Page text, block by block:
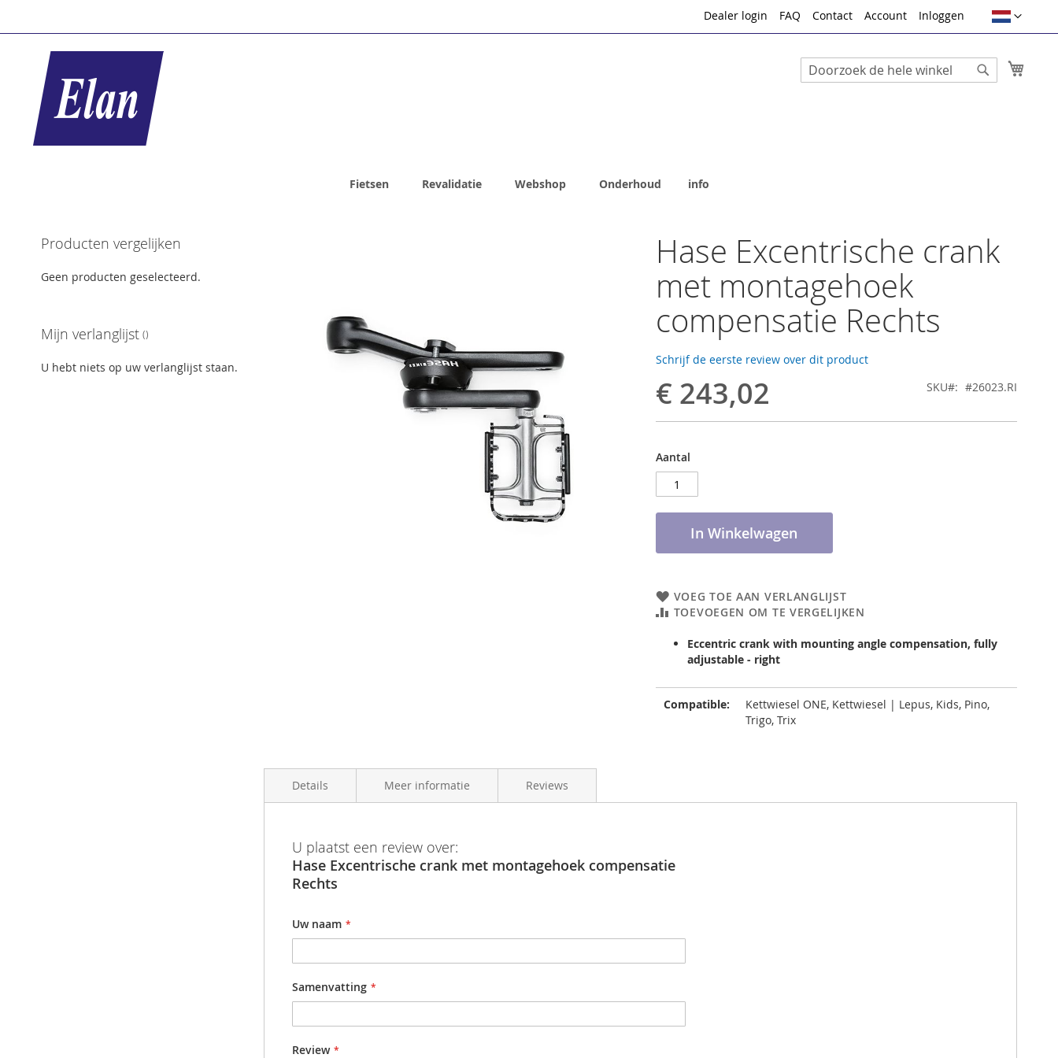
naar
inhoud
Taal
Dealer login FAQ Contact Account Inloggen
Search
Fietsen Revalidatie Webshop Onderhoud info
Hase Excentrische crank
met montagehoek
compensatie Rechts
Schrijf de eerste review over dit product
€ 243,02 SKU #26023.RI
Aantal
In Winkelwagen
VOEG TOE AAN VERLANGLIJST
TOEVOEGEN OM TE VERGELIJKEN
Eccentric crank with mounting angle compensation, fully
adjustable - right
Compatible:
Kettwiesel ONE, Kettwiesel | Lepus, Kids, Pino,
Trigo, Trix
Details
The pedal can help cyclists with very little knee and hip movement regain mobility.
See video: (click here)
Meer informatie
informatie
Barcode
8785258340390
Productgroep
Hase
Reviews
U plaatst een review over:
Hase Excentrische crank met montagehoek compensatie
Rechts
Uw naam
Samenvatting
Review
Producten vergelijken
Geen producten geselecteerd.
Mijn verlanglijst
U hebt niets op uw verlanglijst staan.